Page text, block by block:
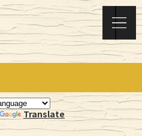
Translate